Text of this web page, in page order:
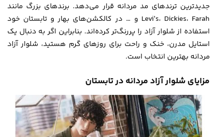
جدیدترین ترندهای مد مردانه قرار می‌دهد. برندهای بزرگ مانند
Levi’s، Dickies، Farah و … در کالکشن‌های بهار و تابستان خود
استفاده از شلوار آزاد را پررنگ‌تر کرده‌اند. بنابراین اگر به دنبال یک
استایل مدرن، خنک و راحت برای روزهای گرم هستید، شلوار آزاد
مردانه بهترین انتخاب است.
مزایای شلوار آزاد مردانه در تابستان